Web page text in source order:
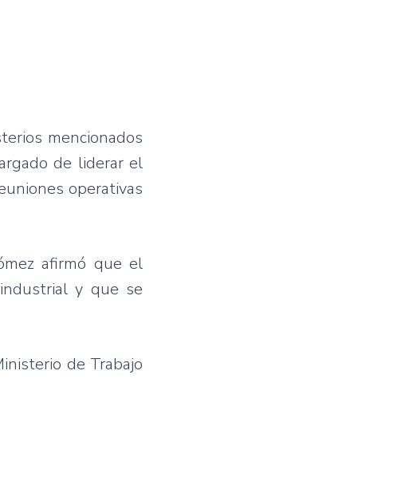
mencionados
de liderar el
operativas
afirmó que el
y que se
de Trabajo